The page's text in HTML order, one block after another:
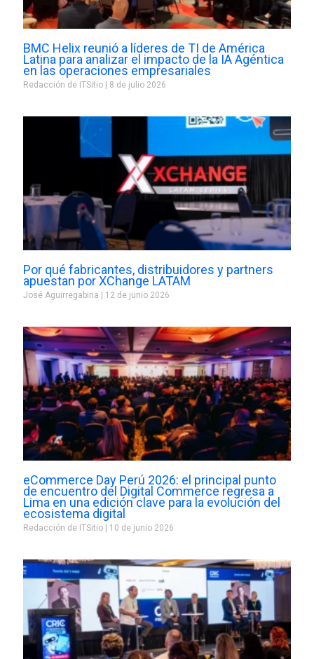
BMC Helix reunió a líderes de TI de América
Latina para analizar el impacto de la IA Agéntica
en las operaciones empresariales
Redacción de ITSitio 8 de julio 2026
Por qué fabricantes, distribuidores y partners
apuestan por XChange LATAM
José Aguirregabiria 12 de junio 2026
eCommerce Day Perú 2026: el principal punto
de encuentro del Digital Commerce regresa a
Lima en una edición clave para la evolución del
ecosistema digital
Redacción de ITSitio 10 de junio 2026